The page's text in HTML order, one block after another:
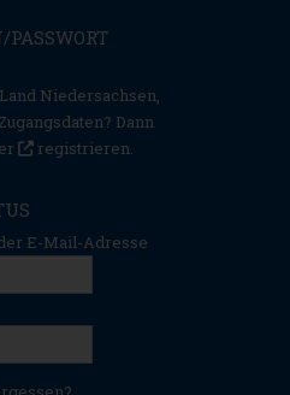
PASSWORT
Niedersachsen,
Dann
registrieren.
E-Mail-Adresse